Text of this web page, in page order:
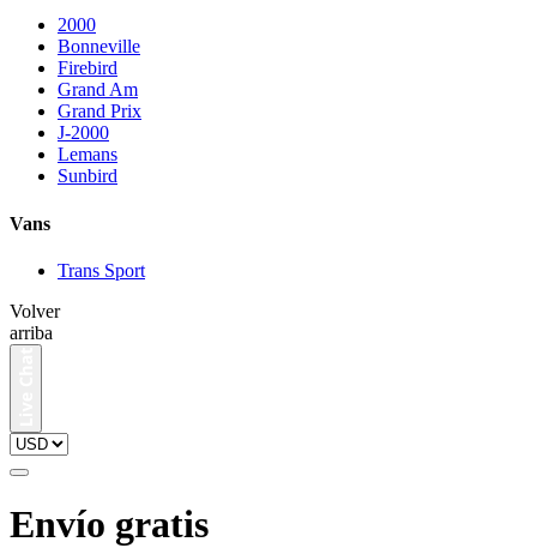
2000
Bonneville
Firebird
Grand Am
Grand Prix
J-2000
Lemans
Sunbird
Vans
Trans Sport
Volver
arriba
Envío gratis